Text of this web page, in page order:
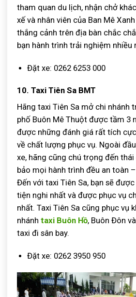
tham quan du lịch, nhận chở
xế và nhân viên của Ban Mê
thắng cảnh trên địa bàn chắc
bạn hành trình trải nghiệm nhiều
Đặt xe: 0262 6253 000
10. Taxi Tiên Sa BMT
Hãng taxi Tiên Sa mở chi nhánh
phố Buôn Mê Thuột được tầm 3
được những đánh giá rất tích
về chất lượng phục vụ. Ngoài
xe, hãng cũng chú trọng đến
bảo mọi hành trình đều an toàn
Đến với taxi Tiên Sa, bạn sẽ
tiện nghi nhất và được phục vụ
nhất. Taxi Tiên Sa cũng phục vụ
nhánh taxi Buôn Hồ, Buôn Đôn
taxi đi sân bay.
Đặt xe: 0262 3950 950